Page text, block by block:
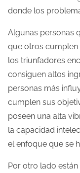
n
a
donde los
Algunas personas
que otros cumplen
los triunfadores
consiguen altos
personas más
cumplen sus
poseen una alta
la capacidad
el enfoque que se
Por otro lado